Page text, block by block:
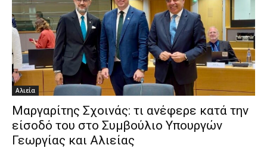
Αλιεία
Μαργαρίτης Σχοινάς: τι ανέφερε κατά την
είσοδό του στο Συμβούλιο Υπουργών
Γεωργίας και Αλιείας